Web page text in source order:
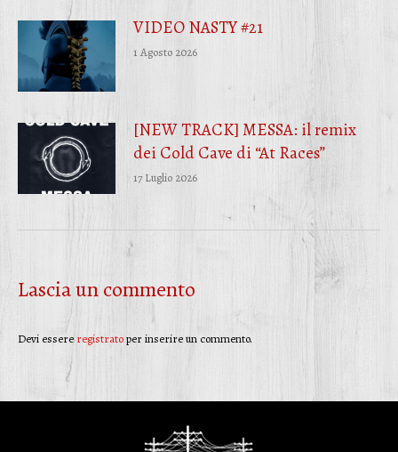
VIDEO NASTY #21
1 Agosto 2026
[NEW TRACK] MESSA: il remix
dei Cold Cave di “At Races”
17 Luglio 2026
Lascia un commento
Devi essere registratoper inserire un commento.